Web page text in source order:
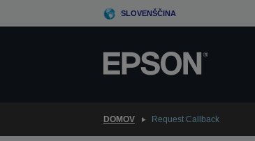
to
SLOVENŠČINA
DOMOV Request Callback